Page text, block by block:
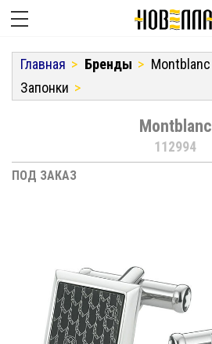
Главная Бренды Montblanc
Запонки
Montblanc
112994
ПОД ЗАКАЗ